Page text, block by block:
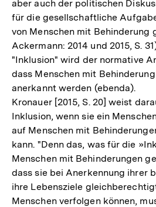
aber auch der politischen
für die gesellschaftliche
von Menschen mit Behinderung
Ackermann: 2014 und 2015, S.
"Inklusion" wird der normative
dass Menschen mit
anerkannt werden (ebenda).
Kronauer [2015, S. 20] weist
Inklusion, wenn sie ein
auf Menschen mit
kann. "Denn das, was für die
Menschen mit Behinderungen
dass sie bei Anerkennung ihrer
ihre Lebensziele
Menschen verfolgen können,